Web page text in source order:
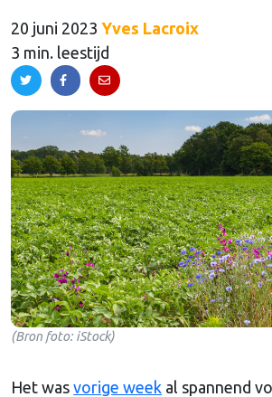
20 juni 2023 Yves Lacroix
3 min. leestijd
(Bron foto: iStock)
Het was vorige week al spannend